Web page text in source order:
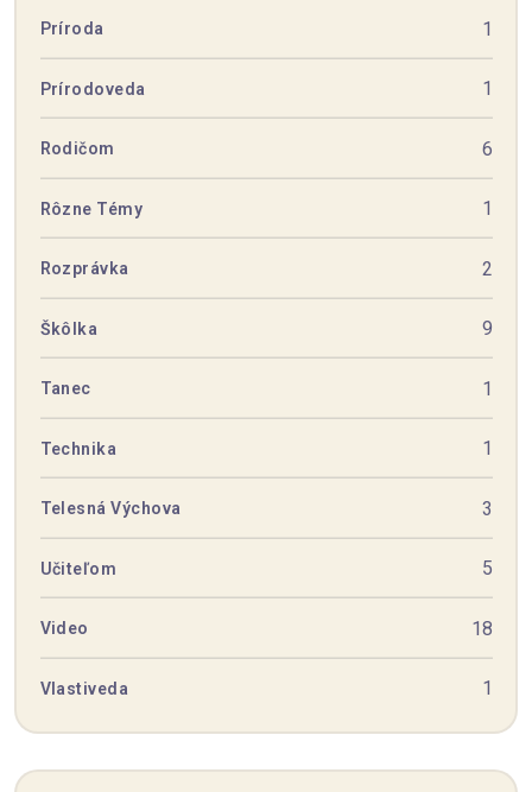
Príroda 1
Prírodoveda 1
Rodičom 6
Rôzne Témy 1
Rozprávka 2
Škôlka 9
Tanec 1
Technika 1
Telesná Výchova 3
Učiteľom 5
Video 18
Vlastiveda 1